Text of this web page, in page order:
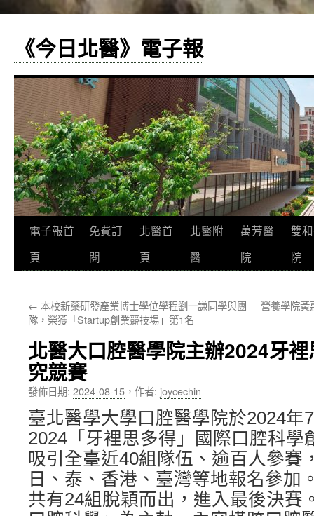
《今日北醫》電子報
跳
至
要
容
電子報首
頁
免費訂
閱
北醫首
頁
北醫附
醫
萬芳醫
院
雙
院
← 本校新藥研發產業博士學位學程劉一謙同學與團
隊，榮獲「Startup創業競技場」第1名
營養學院黃
北醫大口腔醫學院主辦2024牙
究競賽
發佈日期: 2024-08-15 ， 作者: joycechin
臺北醫學大學口腔醫學院於2024年
2024「牙裡思多得」國際口腔科學
吸引全臺近40組隊伍、逾百人參賽
日、泰、香港、臺灣等地報名參加
共有24組脫穎而出，進入最後決賽